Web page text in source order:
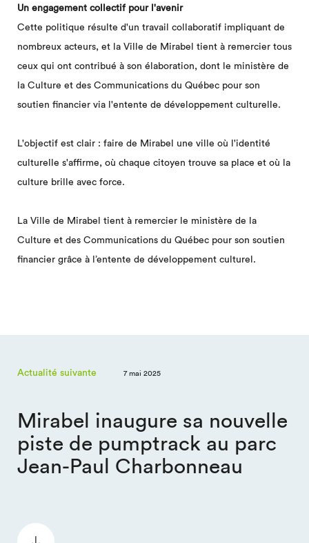
Un engagement collectif pour l'avenir
Cette politique résulte d'un travail collaboratif impliquant de
nombreux acteurs, et la Ville de Mirabel tient à remercier tous
ceux qui ont contribué à son élaboration, dont le ministère de
la Culture et des Communications du Québec pour son
soutien financier via l'entente de développement culturelle.
L'objectif est clair : faire de Mirabel une ville où l'identité
culturelle s'affirme, où chaque citoyen trouve sa place et où la
culture brille avec force.
La Ville de Mirabel tient à remercier le ministère de la
Culture et des Communications du Québec pour son soutien
financier grâce à l’entente de développement culturel.
Actualité suivante 7 mai 2025
Mirabel inaugure sa nouvelle
piste de pumptrack au parc
Jean-Paul Charbonneau